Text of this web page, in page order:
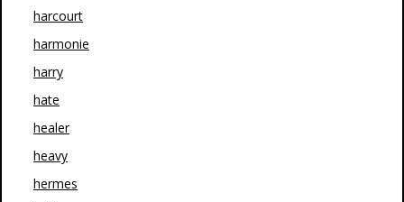
harcourt
harmonie
harry
hate
healer
heavy
hermes